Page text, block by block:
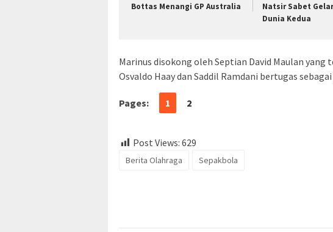
Bottas Menangi GP Australia
Natsir Sabet
Dunia Kedua
Marinus disokong oleh Septian David Maulan yang
Osvaldo Haay dan Saddil Ramdani bertugas
Pages: 1 2
Post Views: 629
Berita Olahraga Sepakbola